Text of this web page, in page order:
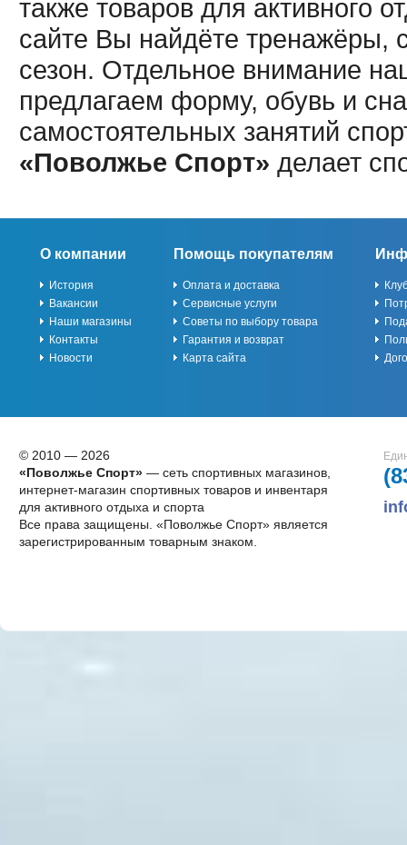
также товаров для активного
сайте Вы найдёте тренажёры,
сезон. Отдельное внимание
предлагаем форму, обувь и
самостоятельных занятий
«Поволжье Спорт» делает
О компании
История
Вакансии
Наши магазины
Контакты
Новости
Помощь покупателям
Оплата и доставка
Сервисные услуги
Советы по выбору товара
Гарантия и возврат
Карта сайта
© 2010 — 2026
«Поволжье Спорт»— сеть спортивных магазинов,
интернет-магазин спортивных товаров и инвентаря
для активного отдыха и спорта
Все права защищены. «Поволжье Спорт» является
зарегистрированным товарным знаком.